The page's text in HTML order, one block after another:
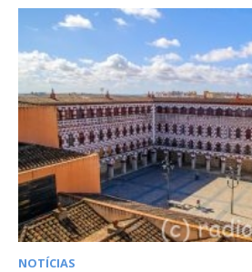
NOTÍCIAS